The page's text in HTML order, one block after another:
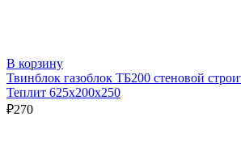
В корзину
Твинблок газоблок ТБ200 стеновой
Теплит 625х200х250
₽270